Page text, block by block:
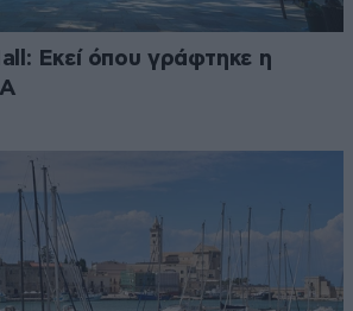
Εκεί όπου γράφτηκε η